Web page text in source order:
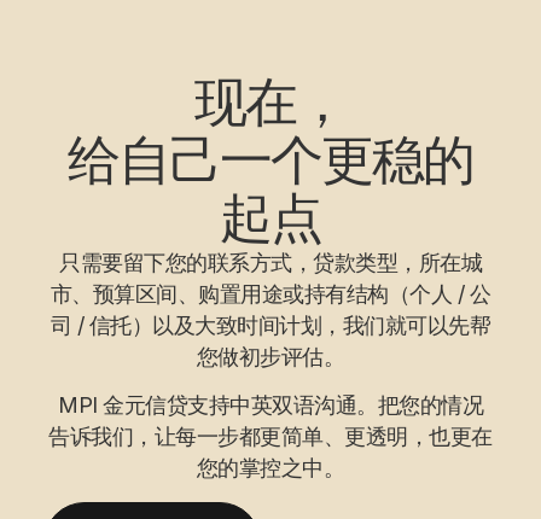
现在，
给自己一个更稳的
起点
只需要留下您的联系方式，贷款类型，所在城
市、预算区间、购置用途或持有结构（个人 / 公
司 / 信托）以及大致时间计划，我们就可以先帮
您做初步评估。
MPI 金元信贷支持中英双语沟通。把您的情况
告诉我们，让每一步都更简单、更透明，也更在
您的掌控之中。